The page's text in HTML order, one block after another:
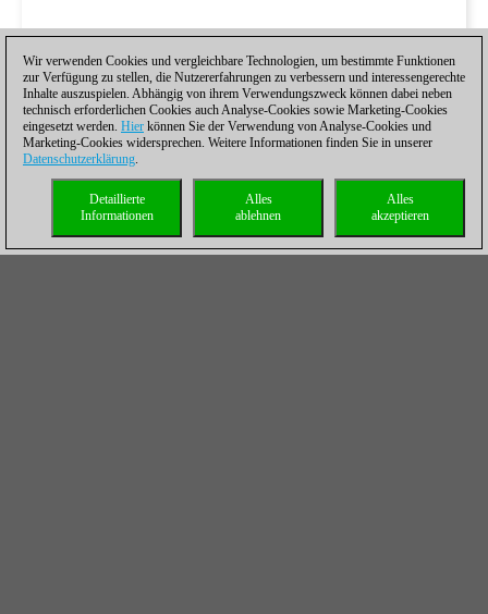
Wir verwenden Cookies und vergleichbare Technologien, um bestimmte Funktionen
zur Verfügung zu stellen, die Nutzererfahrungen zu verbessern und interessengerechte
Inhalte auszuspielen. Abhängig von ihrem Verwendungszweck können dabei neben
technisch erforderlichen Cookies auch Analyse-Cookies sowie Marketing-Cookies
eingesetzt werden. Hier können Sie der Verwendung von Analyse-Cookies und
Marketing-Cookies widersprechen. Weitere Informationen finden Sie in unserer
Datenschutzerklärung.
Alles
akzeptieren
Alles
ablehnen
Detaillierte
Informationen